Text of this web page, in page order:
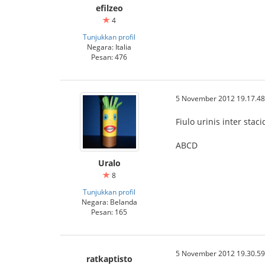
efilzeo
4
Tunjukkan profil
Negara: Italia
Pesan: 476
Uralo
8
Tunjukkan profil
Negara: Belanda
Pesan: 165
5 November 2012 19.17.48
Fiulo urinis inter
ABCD
ratkaptisto 5 November 2012 19.30.59